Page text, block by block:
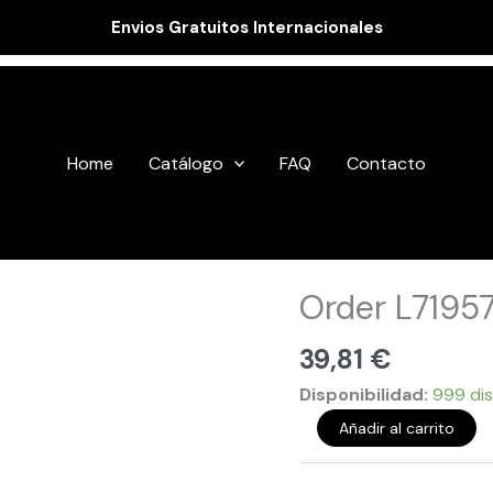
Envios Gratuitos Internacionales
Home Catálogo FAQ Contacto
Order
39,81 €
Disponibilidad: 999
L719577
cantidad
Añadir al carrito